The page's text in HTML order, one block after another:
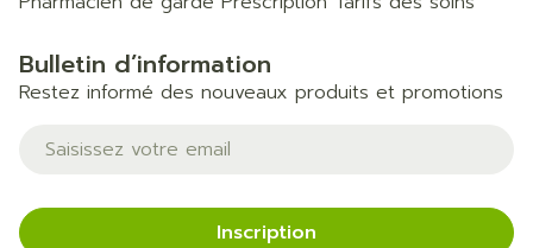
Bulletin d’information
Restez informé des nouveaux produits et promotions
Adresse mail
Inscription